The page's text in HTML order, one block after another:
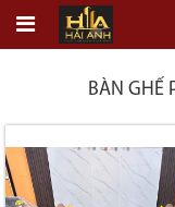
BÀN GHẾ